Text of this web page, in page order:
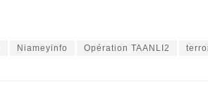
Niameyinfo Opération TAANLI2